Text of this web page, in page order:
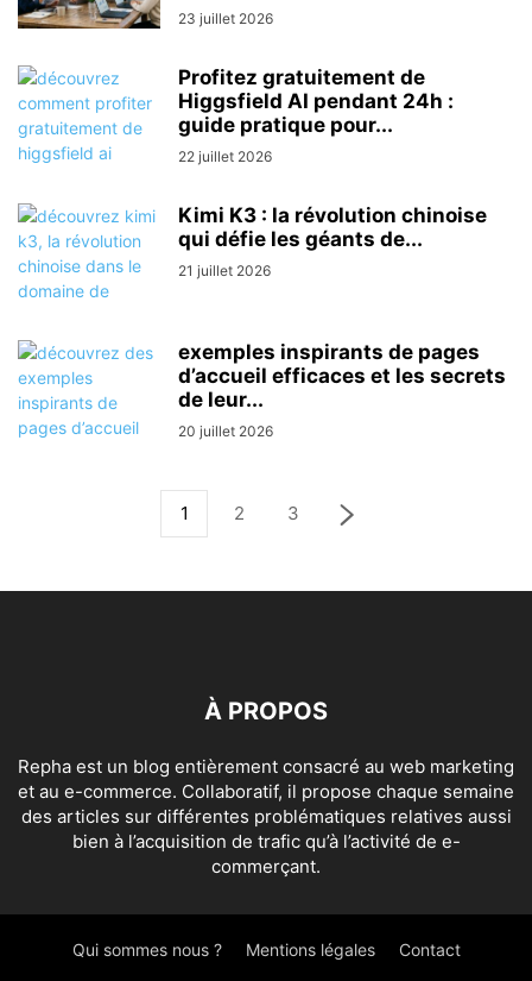
23 juillet 2026
Profitez gratuitement de
Higgsfield AI pendant 24h :
guide pratique pour...
22 juillet 2026
Kimi K3 : la révolution chinoise
qui défie les géants de...
21 juillet 2026
exemples inspirants de pages
d’accueil efficaces et les secrets
de leur...
20 juillet 2026
1 2 3
À PROPOS
Repha est un blog entièrement consacré au web marketing
et au e-commerce. Collaboratif, il propose chaque semaine
des articles sur différentes problématiques relatives aussi
bien à l’acquisition de trafic qu’à l’activité de e-
commerçant.
Qui sommes nous ? Mentions légales Contact